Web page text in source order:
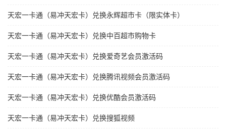
天宏一卡通（易冲天宏卡）兑换永辉超市卡（限实体卡）
天宏一卡通（易冲天宏卡）兑换中百超市购物卡
天宏一卡通（易冲天宏卡）兑换爱奇艺会员激活码
天宏一卡通（易冲天宏卡）兑换腾讯视频会员激活码
天宏一卡通（易冲天宏卡）兑换优酷会员激活码
天宏一卡通（易冲天宏卡）兑换搜狐视频